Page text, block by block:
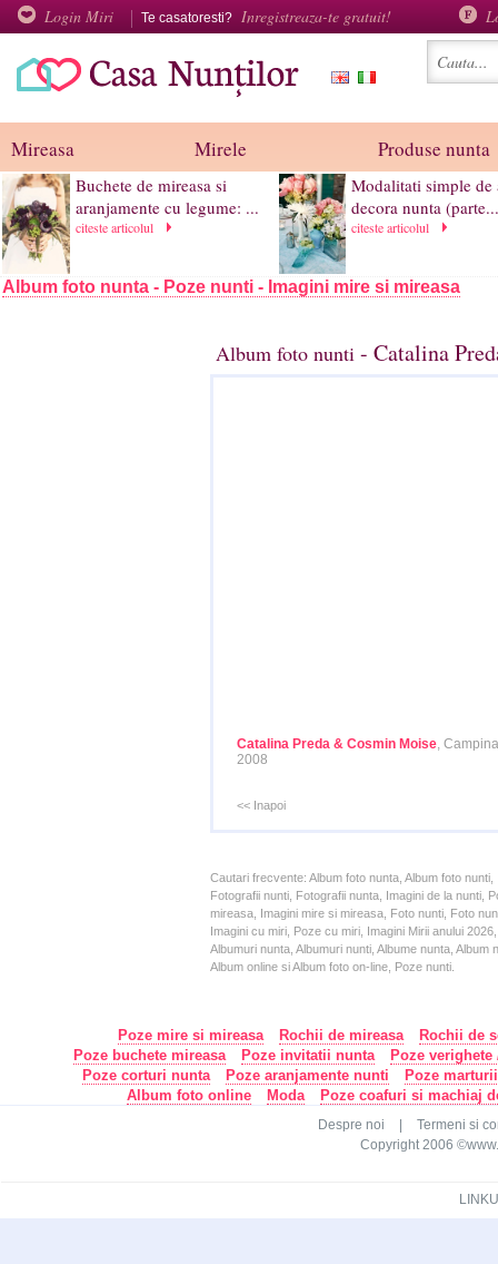
Login Miri Te casatoresti? Inregistreaza-te gratuit!
Mireasa Mirele Produse nunta
Buchete de mireasa si
aranjamente cu legume: ...
citeste articolul
Modalitati simple de
decora nunta (parte...
citeste articolul
Album foto nunta - Poze nunti - Imagini mire si mireasa
Album foto nunti - Catalina
Catalina Preda & Cosmin Moise,
2008
<< Inapoi
Cautari frecvente: Album foto nunta, Album foto
Fotografii nunti, Fotografii nunta, Imagini de la nunti,
mireasa, Imagini mire si mireasa, Foto nunti, Foto
Imagini cu miri, Poze cu miri, Imagini Mirii anului
Albumuri nunta, Albumuri nunti, Albume nunta,
Album online si Album foto on-line, Poze nunti.
Poze mire si mireasa Rochii de mireasa
Rochii de
Poze buchete mireasa
Poze invitatii nunta
Poze
Poze corturi nunta
Poze aranjamente nunti
Poze
Album foto online
Moda Poze coafuri si machiaj
Despre noi
Termeni si
Copyright 2006